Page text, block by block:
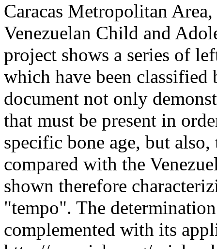
Caracas Metropolitan
Venezuelan Child and
project shows a series of
which have been
document not only
that must be present in
specific bone age, but
compared with the
shown therefore
"tempo". The
complemented with its